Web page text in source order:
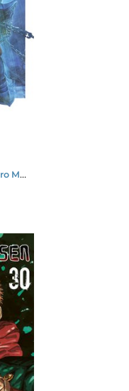
Studio Gaga-Kentaro Miura